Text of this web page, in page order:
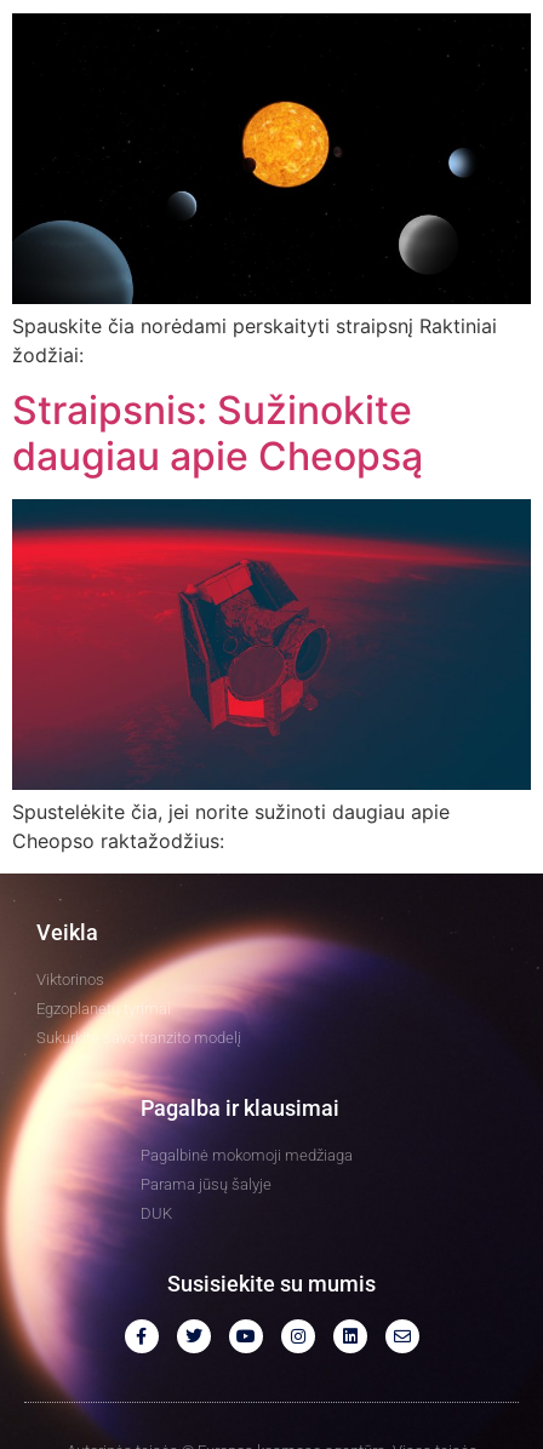
Spauskite čia norėdami perskaityti straipsnį Raktiniai
žodžiai:
Straipsnis: Sužinokite
daugiau apie Cheopsą
Spustelėkite čia, jei norite sužinoti daugiau apie
Cheopso raktažodžius:
Veikla
Viktorinos
Egzoplanetų tyrimai
Sukurkite savo tranzito modelį
Pagalba ir klausimai
Pagalbinė mokomoji medžiaga
Parama jūsų šalyje
DUK
Susisiekite su mumis